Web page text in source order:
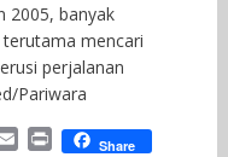
2005, banyak
mencari
perjalanan
Pariwara
P
Share